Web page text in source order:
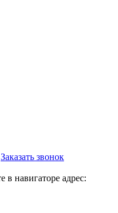
Заказать звонок
в навигаторе адрес: